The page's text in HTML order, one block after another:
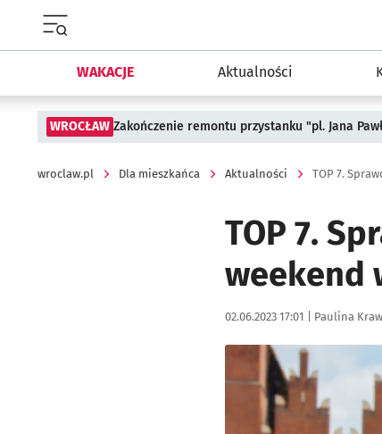
WAKACJE Aktualności
WROCŁAW Zakończenie remontu przystanku "pl. Jana
wroclaw.pl Dla mieszkańca Aktualności
TOP 7.
weekend
Data publikacji:
02.06.2023 17:01 | Autor:
Paulina
Kliknij, aby powiększyć